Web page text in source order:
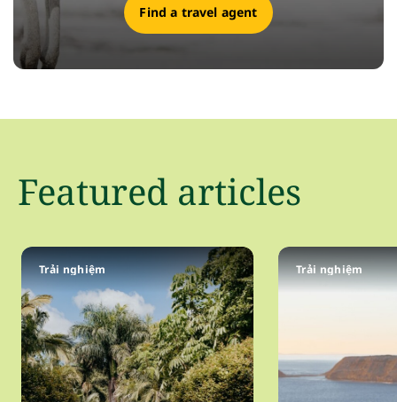
Find a travel agent
Featured articles
Trải nghiệm Trải nghiệm